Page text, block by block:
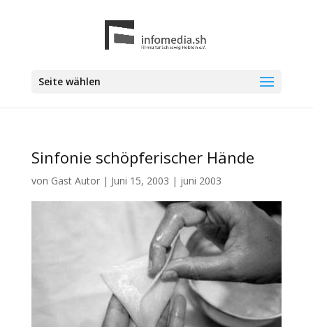
Seite wählen
Sinfonie schöpferischer Hände
von Gast Autor| Juni 15, 2003 | juni 2003